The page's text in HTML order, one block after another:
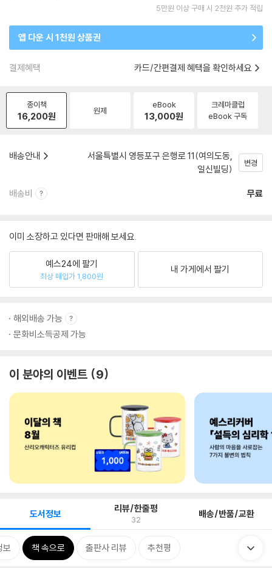
5만원 이상 구매 시 2천원 추가 적립
앱 다운 시 1천원 상품권
결제혜택 카드/간편결제 혜택을 확인하세요
종이책
16,200원 원제
eBook
13,000원
크레마클럽
eBook 구독
배송안내
서울특별시 영등포구 은행로 11(여의도동,
일신빌딩)
변경
배송비 무료
이미 소장하고 있다면 판매해 보세요.
예스24에 팔기
최상 매입가 1,800원
내 가게에서 팔기
해외배송 가능
문화비소득공제 가능
이 분야의 이벤트 9
도서정보 리뷰/한줄평
32 배송/반품/교환
보 책 속으로 출판사 리뷰 추천평